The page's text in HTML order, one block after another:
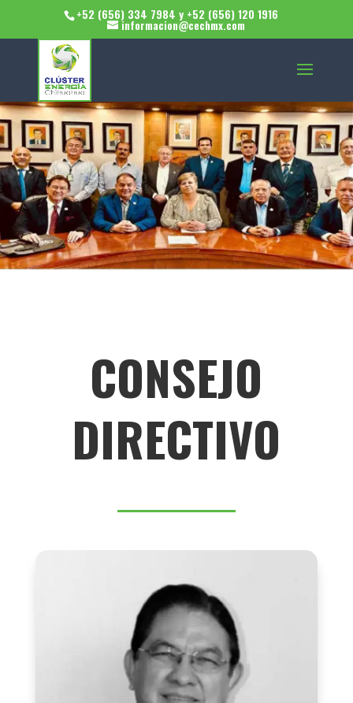
+52 (656) 334 7984 y +52 (656) 120 1916
informacion@cechmx.com
CONSEJO
DIRECTIVO